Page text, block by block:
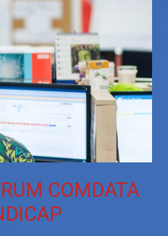
COMDATA